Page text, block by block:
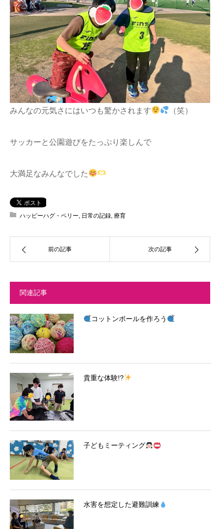
みんなの元気さにはいつも驚かされます （笑）
サッカーと公園遊びをたっぷり楽しんで
大満足なみんなでした
ハッピーハグ・ベリー, 日常の記録, 療育
前の記事 次の記事
関連記事
コットンボールを作ろう
貴重な体験!?
子どもミーティング
水害を想定した避難訓練